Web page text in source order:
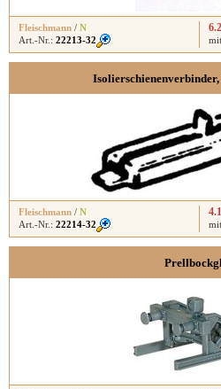
Fleischmann / N
Art.-Nr.: 22213-32
Isolierschienenverbinder,
Fleischmann / N
Art.-Nr.: 22214-32